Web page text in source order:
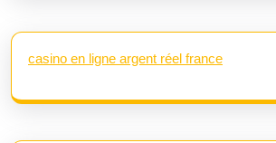
casino en ligne argent réel france